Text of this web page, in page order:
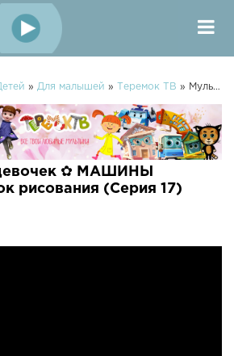
» Для малышей » Теремок ТВ » Мультики для девочек ✿ МАШИНЫ ОДЁЖКИ ✿ Урок рисования (Серия 17)
✿ МАШИНЫ
рисования (Серия 17)